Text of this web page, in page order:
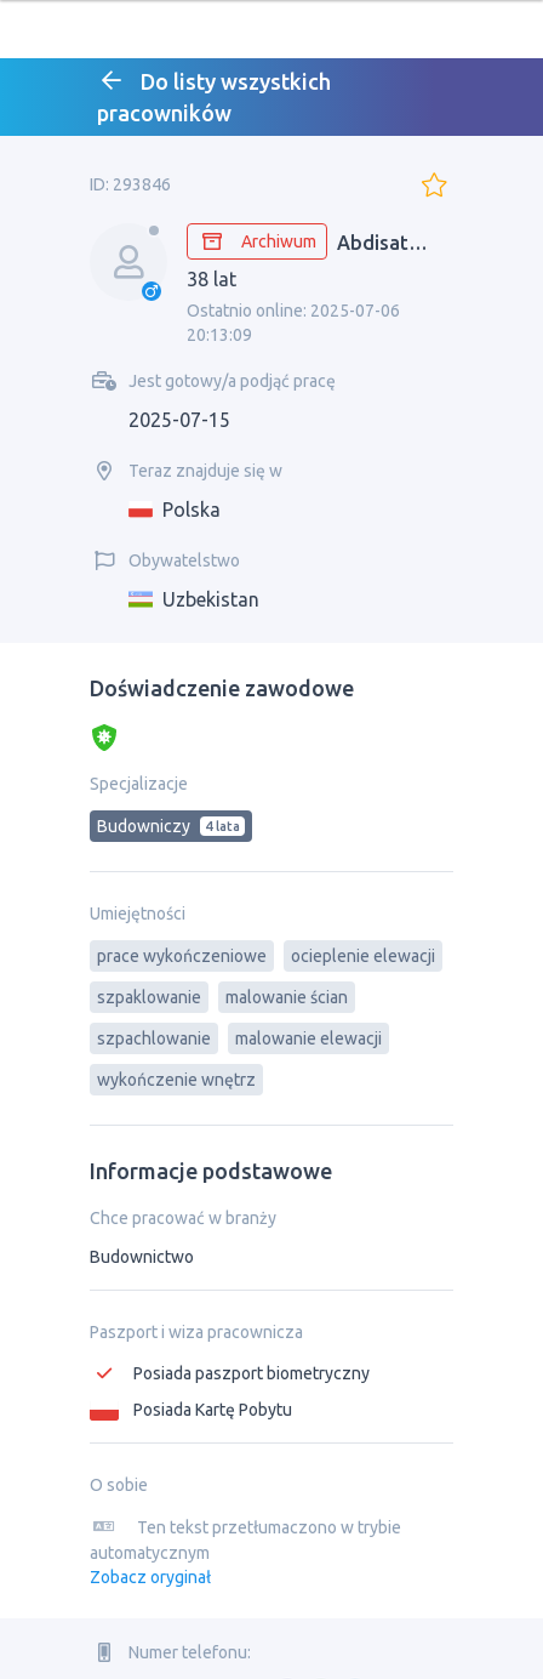
Do listy wszystkich
pracowników
ID: 293846
Archiwum
Abdisattor
38 lat
Ostatnio online: 2025-07-06
20:13:09
Jest gotowy/a podjąć pracę
2025-07-15
Teraz znajduje się w
Polska
Obywatelstwo
Uzbekistan
Doświadczenie zawodowe
Specjalizacje
Budowniczy 4 lata
Umiejętności
prace wykończeniowe ocieplenie elewacji
szpaklowanie malowanie ścian
szpachlowanie malowanie elewacji
wykończenie wnętrz
Informacje podstawowe
Chce pracować w branży
Budownictwo
Paszport i wiza pracownicza
Posiada paszport biometryczny
Posiada Kartę Pobytu
O sobie
Ten tekst przetłumaczono w trybie
automatycznym
Zobacz oryginał
Numer telefonu: